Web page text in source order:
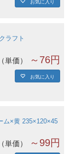
ラフト
単価 ～76円
お気に入り
ム×黄 235×120×45
単価 ～99円